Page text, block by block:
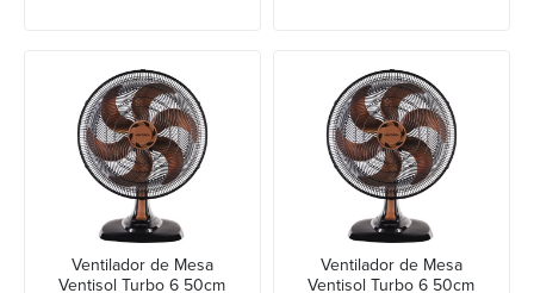
Ventilador de Mesa
Ventisol Turbo 6 50cm
Ventilador de Mesa
Ventisol Turbo 6 50cm